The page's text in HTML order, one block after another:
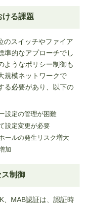
る課題
のスイッチやファイア
準的なアプローチでし
ようなポリシー制御も
規模ネットワークで
る必要があり、以下の
設定の管理が困難
設定変更が必要
ールの発生リスク増大
加
制御
、MAB認証は、認証時